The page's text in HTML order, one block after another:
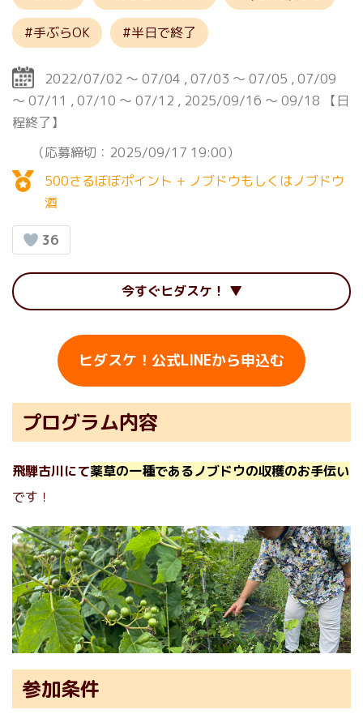
手ぶらOK 半日で終了
2022/07/02 ～ 07/04 07/03 ～ 07/05 07/09
～ 07/11 07/10 ～ 07/12 2025/09/16 ～ 09/18
【日
程終了】
（応募締切：2025/09/17 19:00）
500さるぼぼポイント + ノブドウもしくはノブドウ
酒
36
今すぐヒダスケ！
ヒダスケ！公式LINEから申込む
プログラム内容
飛騨古川にて薬草の一種であるノブドウの収穫のお手伝い
です！
参加条件